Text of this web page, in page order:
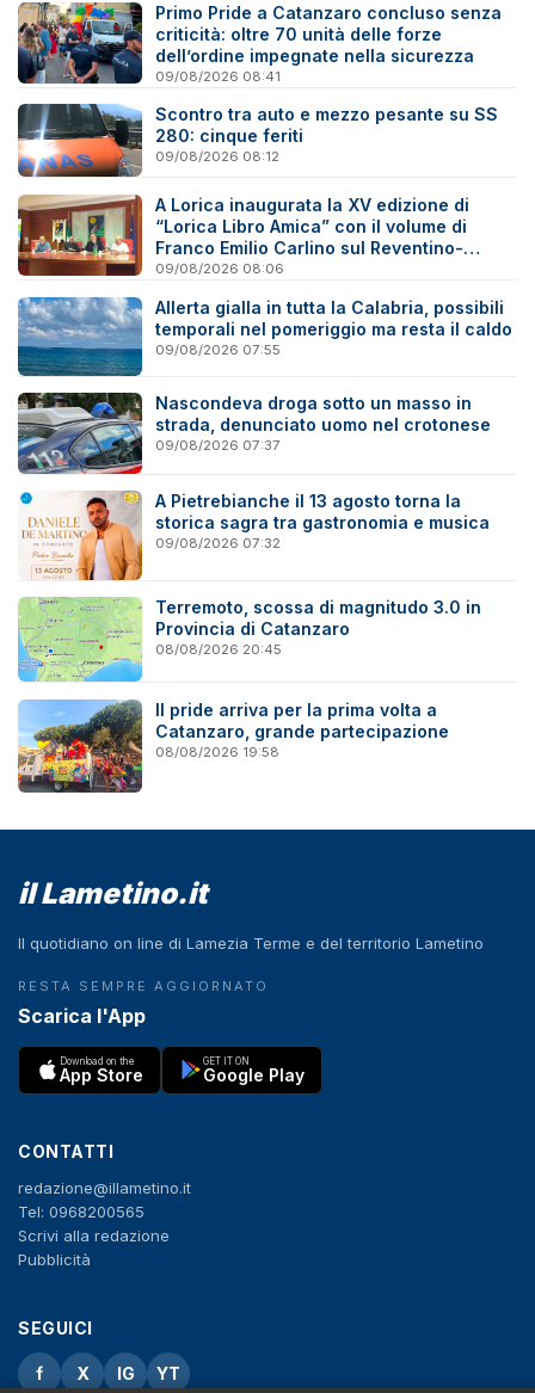
Primo Pride a Catanzaro concluso senza
criticità: oltre 70 unità delle forze
dell’ordine impegnate nella sicurezza
09/08/2026 08:41
Scontro tra auto e mezzo pesante su SS
280: cinque feriti
09/08/2026 08:12
A Lorica inaugurata la XV edizione di
“Lorica Libro Amica” con il volume di
Franco Emilio Carlino sul Reventino-
Savuto
09/08/2026 08:06
Allerta gialla in tutta la Calabria, possibili
temporali nel pomeriggio ma resta il caldo
09/08/2026 07:55
Nascondeva droga sotto un masso in
strada, denunciato uomo nel crotonese
09/08/2026 07:37
A Pietrebianche il 13 agosto torna la
storica sagra tra gastronomia e musica
09/08/2026 07:32
Terremoto, scossa di magnitudo 3.0 in
Provincia di Catanzaro
08/08/2026 20:45
Il pride arriva per la prima volta a
Catanzaro, grande partecipazione
08/08/2026 19:58
il Lametino.it
Il quotidiano on line di Lamezia Terme e del territorio Lametino
RESTA SEMPRE AGGIORNATO
Scarica l'App
Download on the
App Store
GET IT ON
Google Play
CONTATTI
redazione@illametino.it
Tel: 0968200565
Scrivi alla redazione
Pubblicità
SEGUICI
f X IG YT